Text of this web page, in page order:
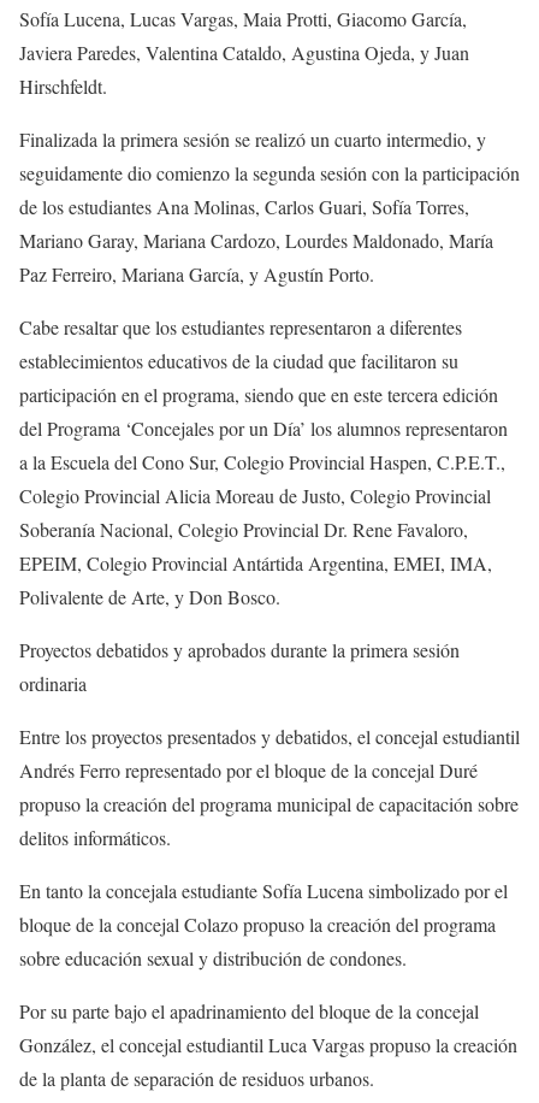
Sofía Lucena, Lucas Vargas, Maia Protti, Giacomo García,
Javiera Paredes, Valentina Cataldo, Agustina Ojeda, y Juan
Hirschfeldt.
Finalizada la primera sesión se realizó un cuarto intermedio, y
seguidamente dio comienzo la segunda sesión con la participación
de los estudiantes Ana Molinas, Carlos Guari, Sofía Torres,
Mariano Garay, Mariana Cardozo, Lourdes Maldonado, María
Paz Ferreiro, Mariana García, y Agustín Porto.
Cabe resaltar que los estudiantes representaron a diferentes
establecimientos educativos de la ciudad que facilitaron su
participación en el programa, siendo que en este tercera edición
del Programa ‘Concejales por un Día’ los alumnos representaron
a la Escuela del Cono Sur, Colegio Provincial Haspen, C.P.E.T.,
Colegio Provincial Alicia Moreau de Justo, Colegio Provincial
Soberanía Nacional, Colegio Provincial Dr. Rene Favaloro,
EPEIM, Colegio Provincial Antártida Argentina, EMEI, IMA,
Polivalente de Arte, y Don Bosco.
Proyectos debatidos y aprobados durante la primera sesión
ordinaria
Entre los proyectos presentados y debatidos, el concejal estudiantil
Andrés Ferro representado por el bloque de la concejal Duré
propuso la creación del programa municipal de capacitación sobre
delitos informáticos.
En tanto la concejala estudiante Sofía Lucena simbolizado por el
bloque de la concejal Colazo propuso la creación del programa
sobre educación sexual y distribución de condones.
Por su parte bajo el apadrinamiento del bloque de la concejal
González, el concejal estudiantil Luca Vargas propuso la creación
de la planta de separación de residuos urbanos.